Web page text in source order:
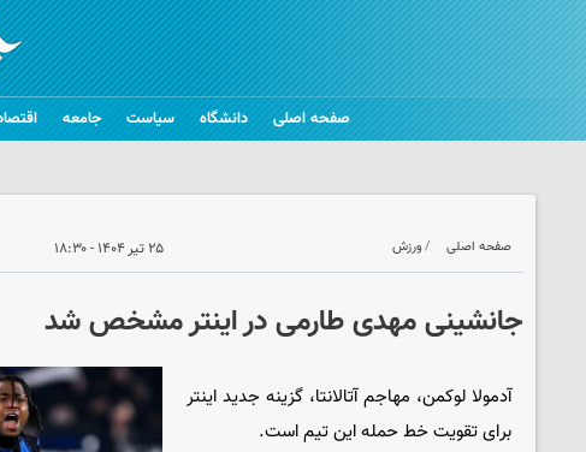
صفحه اصلی دانشگاه سیاست جامعه
صفحه اصلی ورزش ۲۵ تیر ۱۴۰۴ - ۱۸:۳۰
جانشینی مهدی طارمی در اینتر مشخص شد
آدمولا لوکمن، مهاجم آتالانتا، گزینه جدید اینتر
برای تقویت خط حمله این تیم است.